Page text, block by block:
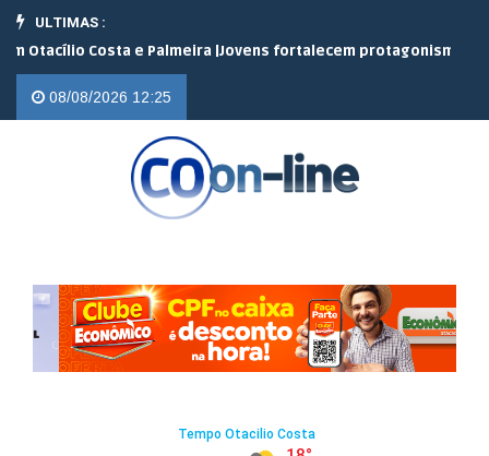
ULTIMAS :
Costa e Palmeira | Jovens fortalecem protagonismo no campo
08/08/2026 12:25